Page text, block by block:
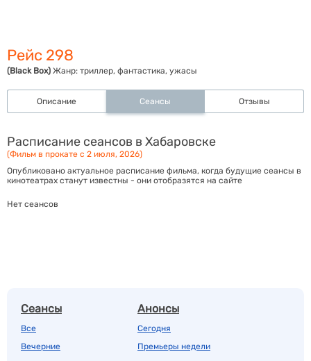
Рейс 298
(Black Box) Жанр: триллер, фантастика, ужасы
Описание Сеансы Отзывы
Расписание сеансов в Хабаровске
(Фильм в прокате с 2 июля, 2026)
Опубликовано актуальное расписание фильма, когда будущие сеансы в
кинотеатрах станут известны - они отобразятся на сайте
Нет сеансов
Сеансы
Все
Вечерние
Анонсы
Сегодня
Премьеры недели